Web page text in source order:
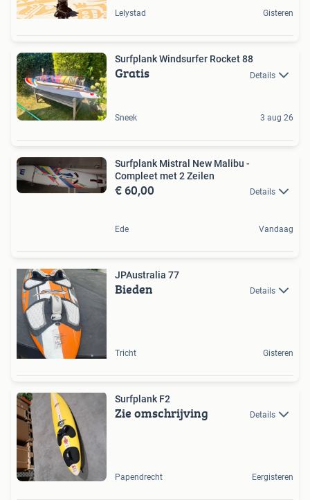
Lelystad Gisteren
Surfplank Windsurfer Rocket 88
Gratis Details
Sneek 3 aug 26
Surfplank Mistral New Malibu -
Compleet met 2 Zeilen
€ 60,00 Details
Ede Vandaag
JPAustralia 77
Bieden Details
Tricht Gisteren
Surfplank F2
Zie omschrijving Details
Papendrecht Eergisteren